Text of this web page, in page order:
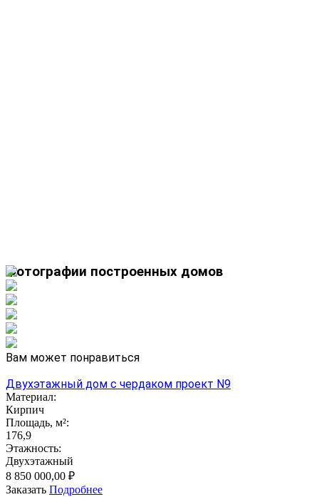
Фотографии построенных домов
Вам может понравиться
Двухэтажный дом с чердаком проект N9
Материал:
Кирпич
Площадь, м²:
176,9
Этажность:
Двухэтажный
8 850 000,00 ₽
Заказать Подробнее